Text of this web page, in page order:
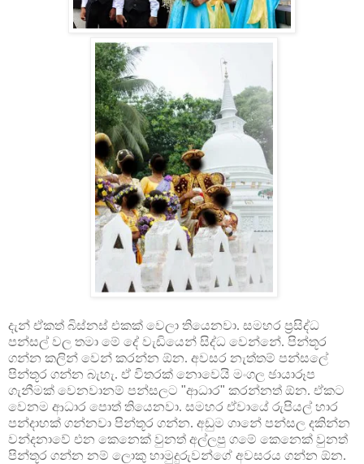
දැන් ඒකත් බිස්නස් එකක් වෙලා තියෙනවා. සමහර ප්‍රසිද්ධ
පන්සල් වල තමා මේ දේ වැඩියෙන් සිද්ධ වෙන්නේ. පින්තූර
ගන්න කලින් වෙන් කරන්න ඕන. අවසර නැත්තම් පන්සලේ
පින්තූර ගන්න බැහැ. ඒ විතරක් නොවෙයි මංගල ඡායාරූප
ගැනීමක් වෙනවානම් පන්සලට "ආධාර" කරන්නත් ඕන. ඒකට
වෙනම ආධාර පොත් තියෙනවා. සමහර ඒවායේ රුපියල් හාර
පන්දාහක් ගන්නවා පින්තූර ගන්න. අඩුම ගානේ පන්සල දකින්න
වන්දනාවේ එන කෙනෙක් වුනත් අල්ලපු ගමේ කෙනෙක් වුනත්
පින්තූර ගන්න නම් ලොකු හාමුදුරුවන්ගේ අවසරය ගන්න ඕන.